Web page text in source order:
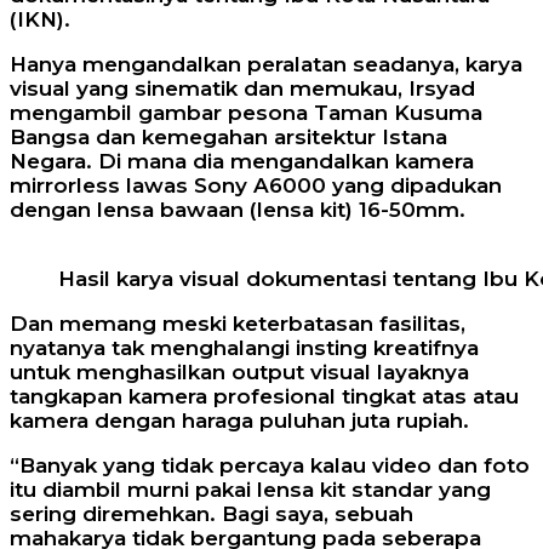
(IKN).
Hanya mengandalkan peralatan seadanya, karya
visual yang sinematik dan memukau, Irsyad
mengambil gambar pesona Taman Kusuma
Bangsa dan kemegahan arsitektur Istana
Negara. Di mana dia mengandalkan kamera
mirrorless lawas Sony A6000 yang dipadukan
dengan lensa bawaan (lensa kit) 16-50mm.
Hasil karya visual dokumentasi tentang Ibu
Dan memang meski keterbatasan fasilitas,
nyatanya tak menghalangi insting kreatifnya
untuk menghasilkan output visual layaknya
tangkapan kamera profesional tingkat atas atau
kamera dengan haraga puluhan juta rupiah.
“Banyak yang tidak percaya kalau video dan foto
itu diambil murni pakai lensa kit standar yang
sering diremehkan. Bagi saya, sebuah
mahakarya tidak bergantung pada seberapa